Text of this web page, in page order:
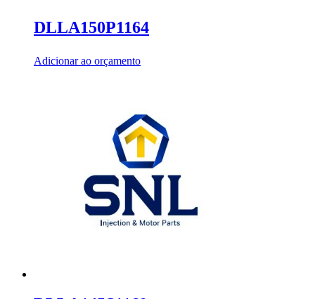
DLLA150P1164
Adicionar ao orçamento